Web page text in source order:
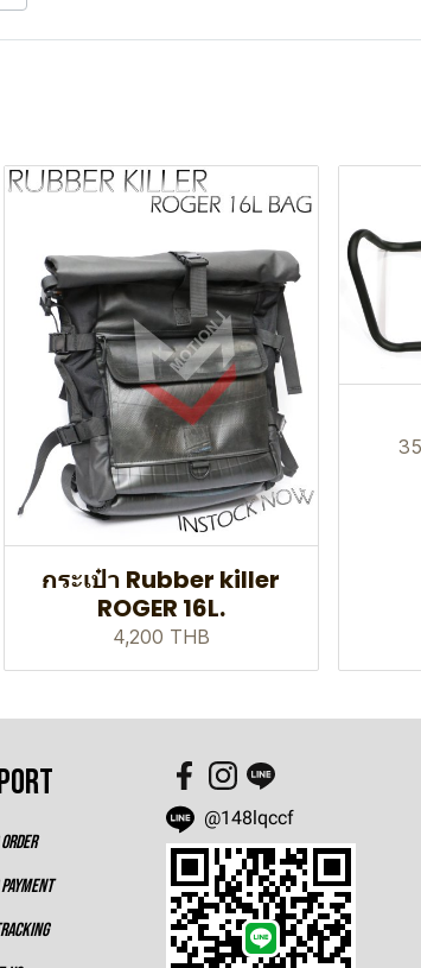
กระเป๋า Rubber killer
ROGER 16L.
4,200 THB
@148lqccf